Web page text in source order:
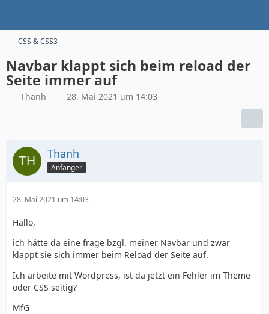
CSS & CSS3
Navbar klappt sich beim reload der
Seite immer auf
Thanh 28. Mai 2021 um 14:03
Thanh
Anfänger
28. Mai 2021 um 14:03
Hallo,
ich hätte da eine frage bzgl. meiner Navbar und zwar
klappt sie sich immer beim Reload der Seite auf.
Ich arbeite mit Wordpress, ist da jetzt ein Fehler im Theme
oder CSS seitig?
MfG